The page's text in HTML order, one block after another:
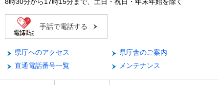
8時30分から17時15分まで、土日・祝日・年末年始を除く
手話で電話する
県庁へのアクセス
県庁舎のご案内
直通電話番号一覧
メンテナンス